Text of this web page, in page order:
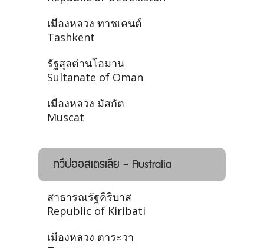
เมืองหลวง ทาชเคนต์
Tashkent
รัฐสุลต่านโอมาน
Sultanate of Oman
เมืองหลวง มัสกัต
Muscat
ทวีปออสเตรเลีย - Australia
สาธารณรัฐคิริบาส
Republic of Kiribati
เมืองหลวง ตาระวา